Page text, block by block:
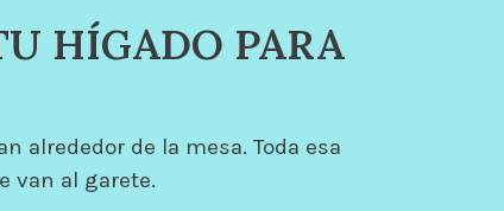
HÍGADO PARA
alrededor de la mesa. Toda esa
van al garete.